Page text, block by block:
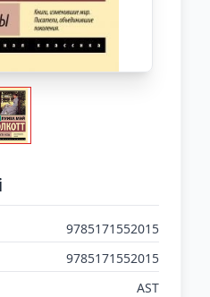
9785171552015
9785171552015
AST